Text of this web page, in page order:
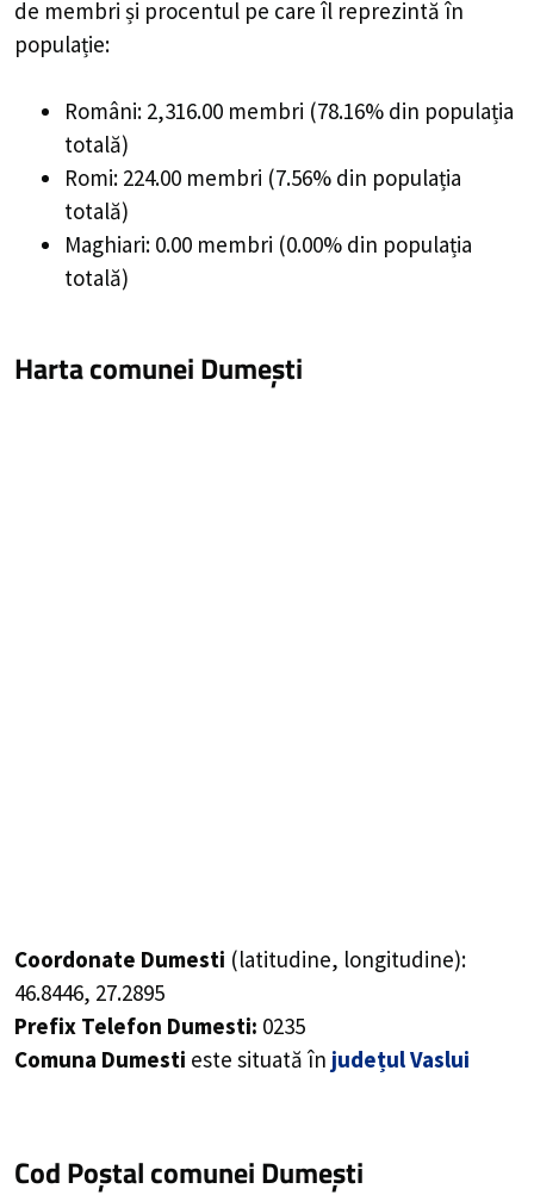
de membri și procentul pe care îl reprezintă în
populație:
Români: 2,316.00 membri (78.16% din populația
totală)
Romi: 224.00 membri (7.56% din populația
totală)
Maghiari: 0.00 membri (0.00% din populația
totală)
Harta comunei Dumești
Coordonate Dumesti (latitudine, longitudine):
46.8446, 27.2895
Prefix Telefon Dumesti: 0235
Comuna Dumesti este situată în județul Vaslui
Cod Poștal comunei Dumești